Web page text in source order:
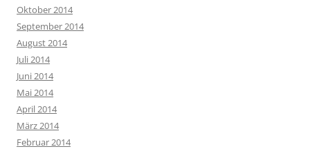
Oktober 2014
September 2014
August 2014
Juli 2014
Juni 2014
Mai 2014
April 2014
März 2014
Februar 2014